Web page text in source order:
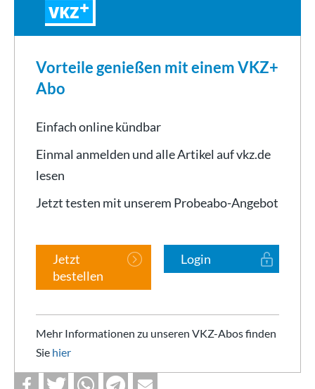
VKZ
Vorteile genießen mit einem VKZ+
Abo
Einfach online kündbar
Einmal anmelden und alle Artikel auf vkz.de
lesen
Jetzt testen mit unserem Probeabo-Angebot
Jetzt
bestellen
Login
Mehr Informationen zu unseren VKZ-Abos finden
Sie hier